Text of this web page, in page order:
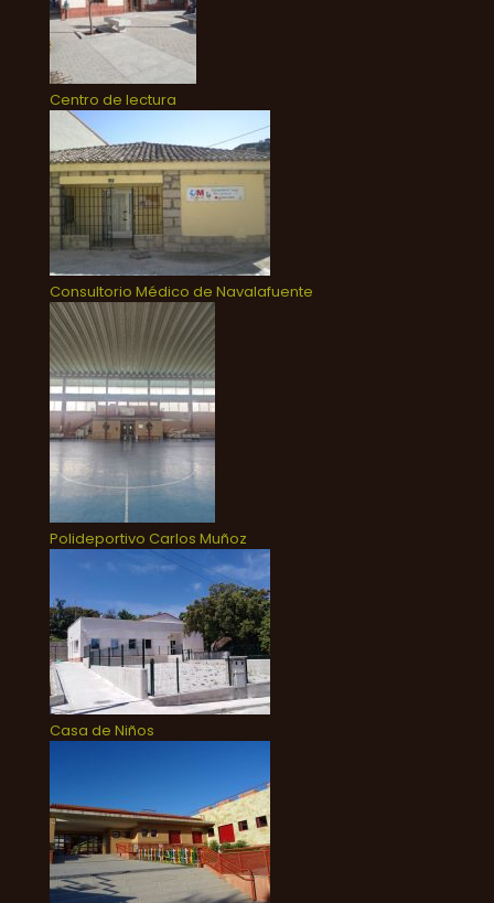
Centro de lectura
Consultorio Médico de Navalafuente
Polideportivo Carlos Muñoz
Casa de Niños